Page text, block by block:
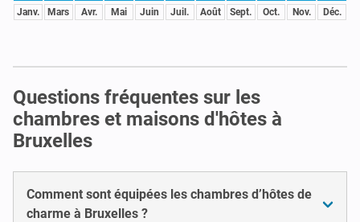
Janv. Mars Avr. Mai Juin Juil. Août Sept. Oct. Nov. Déc.
Questions fréquentes sur les
chambres et maisons d'hôtes à
Bruxelles
Comment sont équipées les chambres d’hôtes de
charme à Bruxelles ?